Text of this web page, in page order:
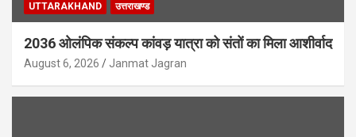
UTTARAKHAND उत्तराखण्ड
2036 ओलंपिक संकल्प कांवड़ यात्रा को संतों का मिला आशीर्वाद
August 6, 2026 Janmat Jagran